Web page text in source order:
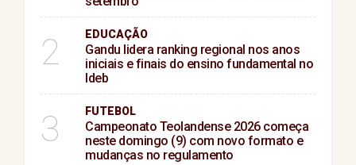
2 EDUCAÇÃO
Gandu lidera ranking regional nos anos
iniciais e finais do ensino fundamental no
Ideb
3 FUTEBOL
Campeonato Teolandense 2026 começa
neste domingo (9) com novo formato e
mudanças no regulamento